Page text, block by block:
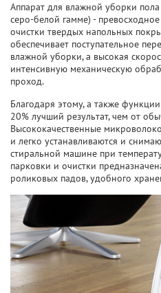
Аппарат для влажной уборки пола
серо-белой гамме) -
очистки твердых напольных
обеспечивает поступательное
влажной уборки, а высокая
интенсивную механическую
проход.
Благодаря этому, а также
20% лучший результат, чем от
Высококачественные
и легко устанавливаются и
стиральной машине при
парковки и очистки
роликовых падов, удобного